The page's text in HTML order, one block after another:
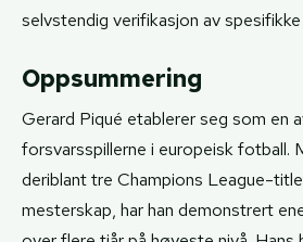
selvstendig verifikasjon av
Oppsummering
Gerard Piqué etablerer seg som en
forsvarsspillerne i europeisk fotball.
deriblant tre Champions League-
mesterskap, har han demonstrert